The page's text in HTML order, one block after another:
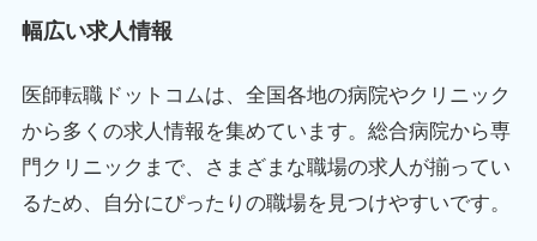
幅広い求人情報
医師転職ドットコムは、全国各地の病院やクリニック
から多くの求人情報を集めています。総合病院から専
門クリニックまで、さまざまな職場の求人が揃ってい
るため、自分にぴったりの職場を見つけやすいです。